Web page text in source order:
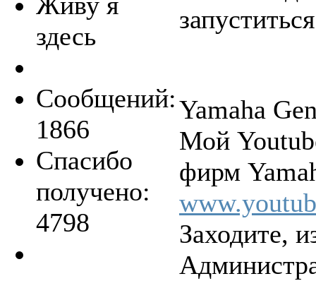
здесь
Сообщений:
1866
Спасибо
получено:
4798
Yamaha
Мой
фирм
Заходите,